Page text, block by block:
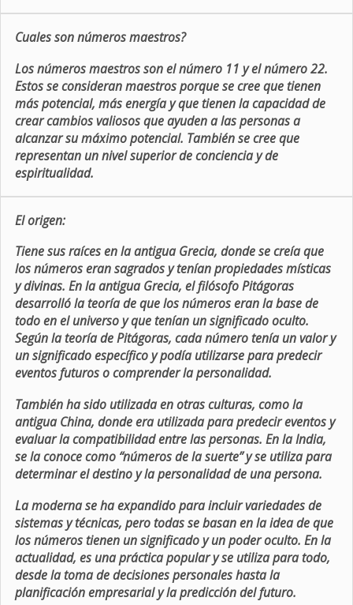
Cuales son números maestros?
Los números maestros son el número 11 y el número 22.
Estos se consideran maestros porque se cree que tienen
más potencial, más energía y que tienen la capacidad de
crear cambios valiosos que ayuden a las personas a
alcanzar su máximo potencial. También se cree que
representan un nivel superior de conciencia y de
espiritualidad.
El origen:
Tiene sus raíces en la antigua Grecia, donde se creía que
los números eran sagrados y tenían propiedades místicas
y divinas. En la antigua Grecia, el filósofo Pitágoras
desarrolló la teoría de que los números eran la base de
todo en el universo y que tenían un significado oculto.
Según la teoría de Pitágoras, cada número tenía un valor y
un significado específico y podía utilizarse para predecir
eventos futuros o comprender la personalidad.
También ha sido utilizada en otras culturas, como la
antigua China, donde era utilizada para predecir eventos y
evaluar la compatibilidad entre las personas. En la India,
se la conoce como “números de la suerte” y se utiliza para
determinar el destino y la personalidad de una persona.
La moderna se ha expandido para incluir variedades de
sistemas y técnicas, pero todas se basan en la idea de que
los números tienen un significado y un poder oculto. En la
actualidad, es una práctica popular y se utiliza para todo,
desde la toma de decisiones personales hasta la
planificación empresarial y la predicción del futuro.